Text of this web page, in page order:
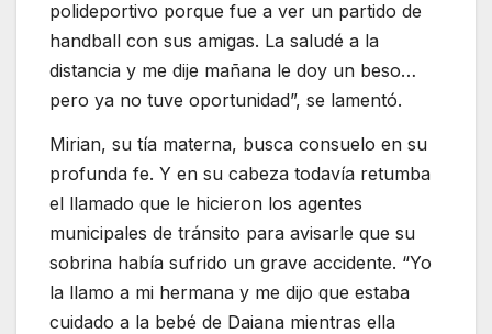
polideportivo porque fue a ver un partido de
handball con sus amigas. La saludé a la
distancia y me dije mañana le doy un beso…
pero ya no tuve oportunidad”, se lamentó.
Mirian, su tía materna, busca consuelo en su
profunda fe. Y en su cabeza todavía retumba
el llamado que le hicieron los agentes
municipales de tránsito para avisarle que su
sobrina había sufrido un grave accidente. “Yo
la llamo a mi hermana y me dijo que estaba
cuidado a la bebé de Daiana mientras ella